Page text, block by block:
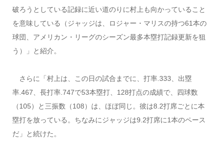
破ろうとしている記録に近い道のりに村上も向かっていること
を意味している（ジャッジは、ロジャー・マリスの持つ61本の
球団、アメリカン・リーグのシーズン最多本塁打記録更新を狙
う）」と紹介。
さらに「村上は、この日の試合までに、打率.333、出塁
率.467、長打率.747で53本塁打、128打点の成績で、四球数
（105）と三振数（108）は、ほぼ同じ。彼は8.2打席ごとに本
塁打を放っている。ちなみにジャッジは9.2打席に1本のペース
だ」と続けた。